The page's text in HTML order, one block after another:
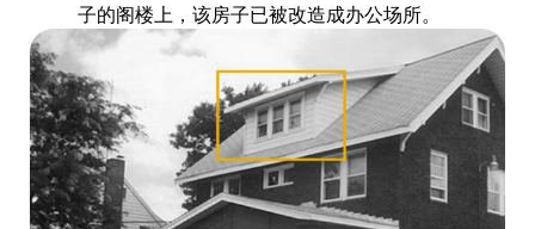
子的阁楼上，该房子已被改造成办公场所。
1986Alpha第一家制造厂开业，这也是全美五家制
造厂中的第一家。
用于盒式磁带和光盘的零售安全保护器。
1998Alpha第一个欧洲办事处在荷兰成立。
的全店单钥匙概念。
2004Alpha 扩展全球业务，设立首个亚太办事处。
2006 年 推出创新型 POD，为零售商提供易于使用
的柜台上方手持式电子产品报警安全装置，以及IR
Key ，使每个商店都有一个唯一的用户代码。
2007 年Alpha 相信IR Key 能为客户提供比磁性钥
匙更高的价值，并预计到手持电子设备的增长，因
此将 S3 产品线出售给 Checkpoint Systems，并成
一种电子锁和钥匙系统，用于锁柜和陈列柜中的商
品。
2014 年InVue 推出OneKEY ecosystem™，为零售
商提供全店范围的单钥匙安全平台，旨在减少盗
窃，提高销售额。
2015 年InVue 推出商务平板电脑解决方案（iPad
POS 支架），为商务平板电脑的安全和启用提供解
决方案。
来，创建灵活的mPOS 解决方案。
2020InVue的首家体验中心在北卡罗来纳州夏洛特
市开业，客户可在该中心现场虚拟参观InVue 解决
方案在其特定零售环境中的应用。
2021 年 推出第四版专有OneKEY 。
2021InVue LIVE 开始运行。产品连接平台使零售
商能够实时跟踪、监控和管理店铺运营。
2022InVue 推出LIVE Locks，这是一个数字锁系
子的阁楼上，该房子已被改造成办公场所。
1986Alpha第一家制造厂开业，这也是全美五家制
造厂中的第一家。
用于盒式磁带和光盘的零售安全保护器。
1998Alpha第一个欧洲办事处在荷兰成立。
的全店单钥匙概念。
2004Alpha 扩展全球业务，设立首个亚太办事处。
2006 年 推出创新型 POD，为零售商提供易于使用
的柜台上方手持式电子产品报警安全装置，以及IR
Key ，使每个商店都有一个唯一的用户代码。
2007 年Alpha 相信IR Key 能为客户提供比磁性钥
匙更高的价值，并预计到手持电子设备的增长，因
此将 S3 产品线出售给 Checkpoint Systems，并成
一种电子锁和钥匙系统，用于锁柜和陈列柜中的商
品。
2014 年InVue 推出OneKEY ecosystem™，为零售
商提供全店范围的单钥匙安全平台，旨在减少盗
窃，提高销售额。
2015 年InVue 推出商务平板电脑解决方案（iPad
POS 支架），为商务平板电脑的安全和启用提供解
决方案。
来，创建灵活的mPOS 解决方案。
2020InVue的首家体验中心在北卡罗来纳州夏洛特
市开业，客户可在该中心现场虚拟参观InVue 解决
方案在其特定零售环境中的应用。
2021 年 推出第四版专有OneKEY 。
2021InVue LIVE 开始运行。产品连接平台使零售
商能够实时跟踪、监控和管理店铺运营。
2022InVue 推出LIVE Locks，这是一个数字锁系
子的阁楼上，该房子已被改造成办公场所。
1986Alpha第一家制造厂开业，这也是全美五家制
造厂中的第一家。
用于盒式磁带和光盘的零售安全保护器。
1998Alpha第一个欧洲办事处在荷兰成立。
的全店单钥匙概念。
2004Alpha 扩展全球业务，设立首个亚太办事处。
2006 年 推出创新型 POD，为零售商提供易于使用
的柜台上方手持式电子产品报警安全装置，以及IR
Key ，使每个商店都有一个唯一的用户代码。
2007 年Alpha 相信IR Key 能为客户提供比磁性钥
匙更高的价值，并预计到手持电子设备的增长，因
此将 S3 产品线出售给 Checkpoint Systems，并成
一种电子锁和钥匙系统，用于锁柜和陈列柜中的商
品。
2014 年InVue 推出OneKEY ecosystem™，为零售
商提供全店范围的单钥匙安全平台，旨在减少盗
窃，提高销售额。
2015 年InVue 推出商务平板电脑解决方案（iPad
POS 支架），为商务平板电脑的安全和启用提供解
决方案。
来，创建灵活的mPOS 解决方案。
2020InVue的首家体验中心在北卡罗来纳州夏洛特
市开业，客户可在该中心现场虚拟参观InVue 解决
方案在其特定零售环境中的应用。
2021 年 推出第四版专有OneKEY 。
2021InVue LIVE 开始运行。产品连接平台使零售
商能够实时跟踪、监控和管理店铺运营。
2022InVue 推出LIVE Locks，这是一个数字锁系